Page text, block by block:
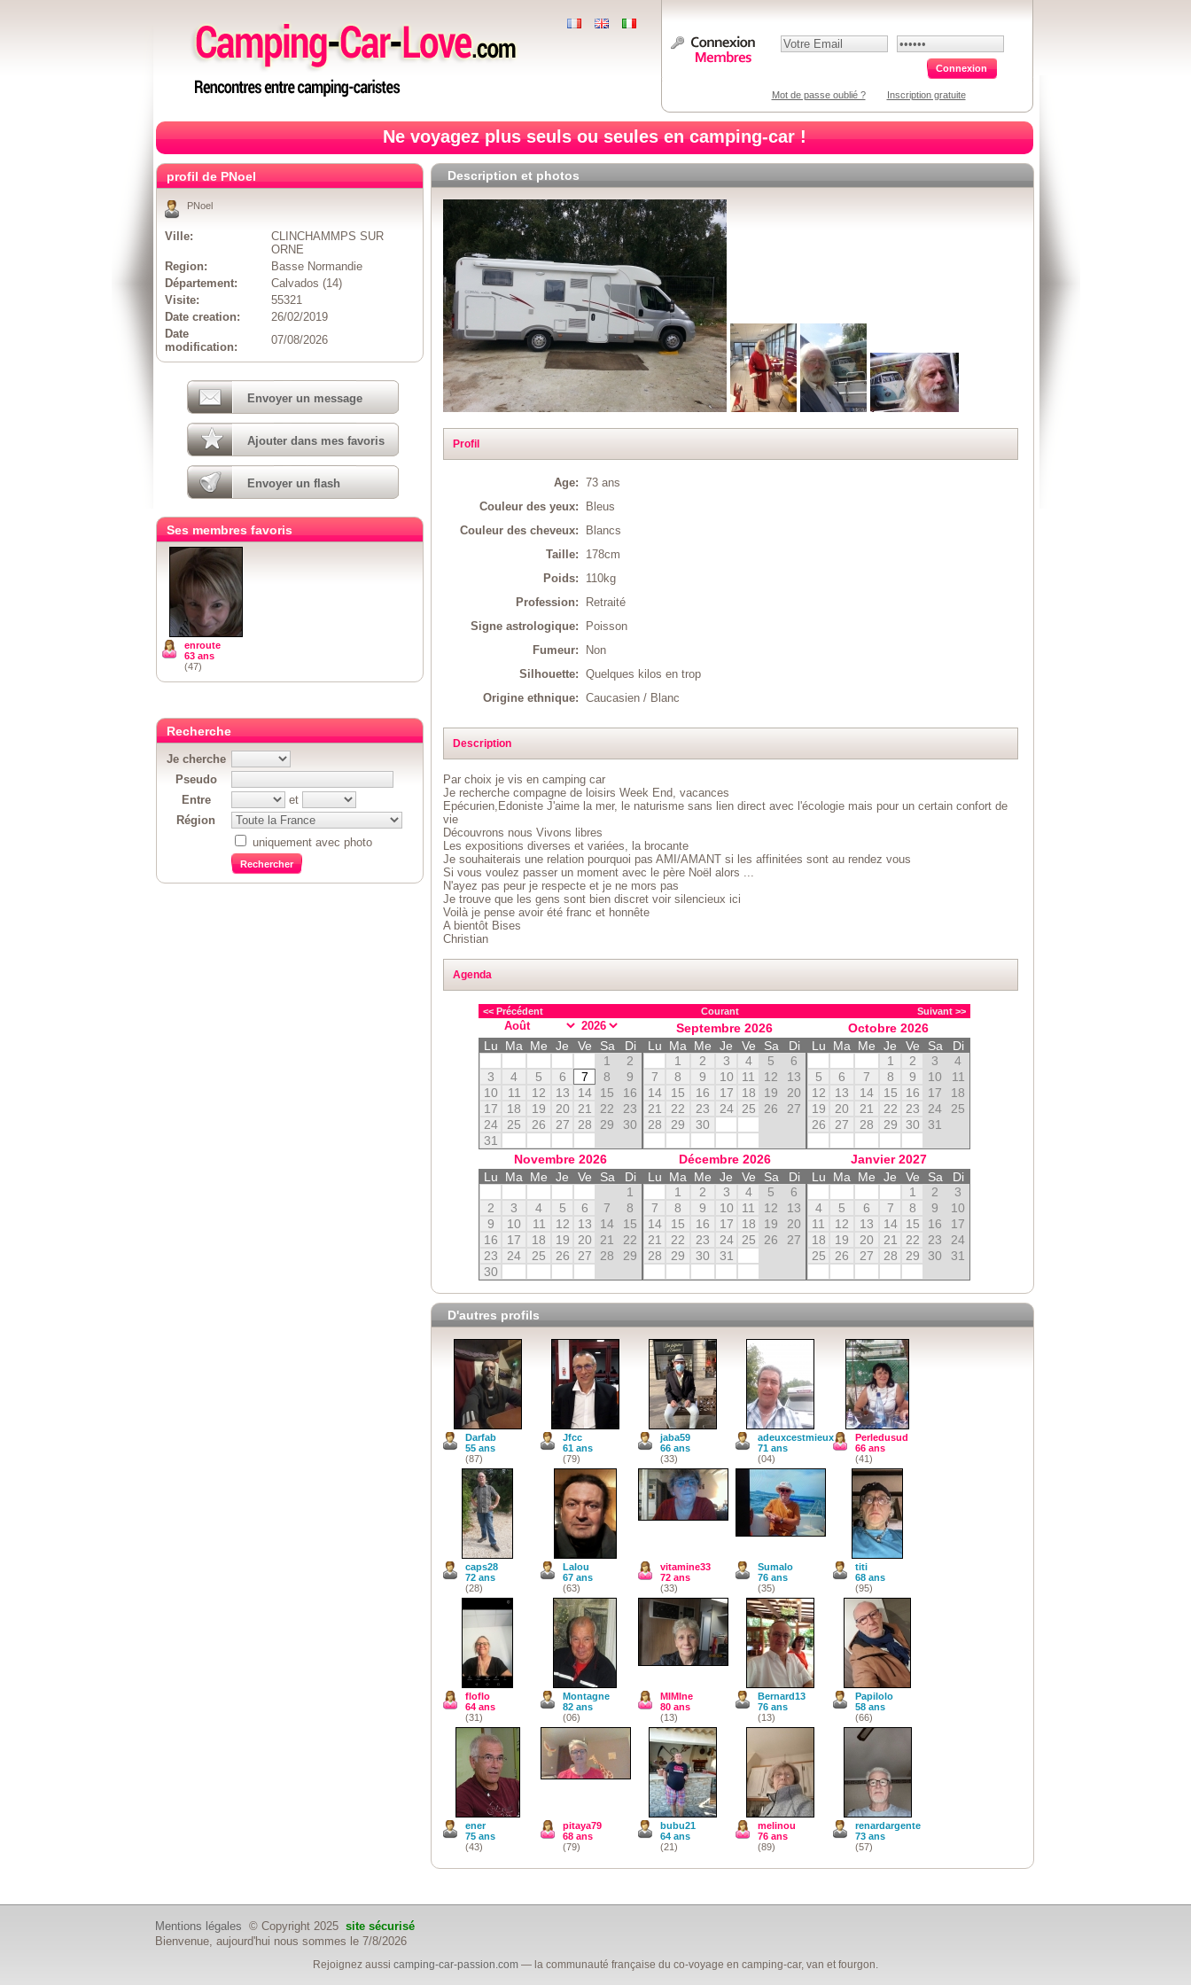
Mot de passe oublié ? Inscription gratuite
Ne voyagez plus seuls ou seules en camping-car !
Description et photos
Profil
Age:
73 ans
Couleur des yeux:
Bleus
Couleur des cheveux:
Blancs
Taille:
178cm
Poids:
110kg
Profession:
Retraité
Signe astrologique:
Poisson
Fumeur:
Non
Silhouette:
Quelques kilos en trop
Origine ethnique:
Caucasien / Blanc
Description
Par choix je vis en camping car
Je recherche compagne de loisirs Week End, vacances
Epécurien,Edoniste J'aime la mer, le naturisme sans lien direct avec l'écologie mais pour un certain confort de
vie
Découvrons nous Vivons libres
Les expositions diverses et variées, la brocante
Je souhaiterais une relation pourquoi pas AMI/AMANT si les affinitées sont au rendez vous
Si vous voulez passer un moment avec le père Noël alors ...
N'ayez pas peur je respecte et je ne mors pas
Je trouve que les gens sont bien discret voir silencieux ici
Voilà je pense avoir été franc et honnête
A bientôt Bises
Christian
Agenda
<< Précédent Courant Suivant >>
Lu Ma Me Je Ve Sa
Di
1
2
3
4 5 6 7 8
9
10
11 12 13 14 15
16
17
18 19 20 21 22
23
24
25 26 27 28 29
30
31
Septembre 2026
Lu
Ma Me Je Ve Sa
Di
1
2 3 4 5
6
7
8 9 10 11 12
13
14
15 16 17 18 19
20
21
22 23 24 25 26
27
28
29 30
Octobre 2026
Lu
Ma Me Je Ve Sa
Di
1
2 3
4
5
6 7 8 9 10
11
12
13 14 15 16 17
18
19
20 21 22 23 24
25
26
27 28 29 30 31
Novembre 2026
Lu
Ma Me Je Ve Sa
Di
1
2
3 4 5 6 7
8
9
10 11 12 13 14
15
16
17 18 19 20 21
22
23
24 25 26 27 28
29
30
Décembre 2026
Lu
Ma Me Je Ve Sa
Di
1
2 3 4 5
6
7
8 9 10 11 12
13
14
15 16 17 18 19
20
21
22 23 24 25 26
27
28
29 30 31
Janvier 2027
Lu
Ma Me Je Ve Sa
Di
1
2
3
4
5 6 7 8 9
10
11
12 13 14 15 16
17
18
19 20 21 22 23
24
25
26 27 28 29 30 31
D'autres profils
Darfab
55 ans
(87)
Jfcc
61 ans
(79)
jaba59
66 ans
(33)
adeuxcestmieux
71 ans
(04)
Perledusud
66 ans
(41)
caps28
72 ans
(28)
Lalou
67 ans
(63)
vitamine33
72 ans
(33)
Sumalo
76 ans
(35)
titi
68 ans
(95)
floflo
64 ans
(31)
Montagne
82 ans
(06)
MIMIne
80 ans
(13)
Bernard13
76 ans
(13)
Papilolo
58 ans
(66)
ener
75 ans
(43)
pitaya79
68 ans
(79)
bubu21
64 ans
(21)
melinou
76 ans
(89)
renardargente
73 ans
(57)
profil de PNoel
PNoel
Ville:
CLINCHAMMPS SUR
ORNE
Region:
Basse Normandie
Département:
Calvados (14)
Visite:
55321
Date creation:
26/02/2019
Date
modification:
07/08/2026
Envoyer un message
Ajouter dans mes favoris
Envoyer un flash
Ses membres favoris
enroute
63 ans
(47)
Recherche
Je cherche
Pseudo
Entre
et
Région
uniquement avec photo
Mentions légales © Copyright 2025 site sécurisé
Bienvenue, aujourd'hui nous sommes le 7/8/2026
Rejoignez aussi camping-car-passion.com — la communauté française du co-voyage en camping-car, van et fourgon.